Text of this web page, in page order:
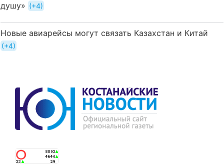
душу»
+4
Новые авиарейсы могут связать Казахстан и Китай
+4